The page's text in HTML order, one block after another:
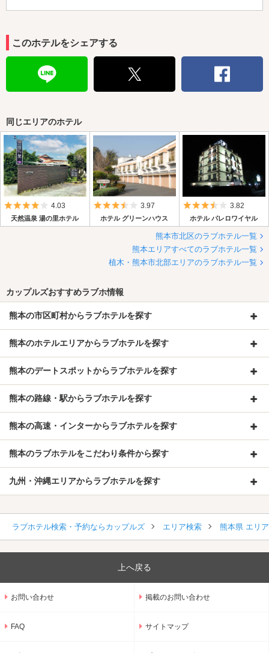
このホテルをシェアする
同じエリアのホテル
5つ星のうち4
4.03
天然温泉 湯の里ホテル
5つ星のうち3.5
3.97
ホテル グリーンハウス
5つ星のうち
3.82
ホテル パレロワイヤル
熊本市北区のラブホテル一覧
熊本エリアすべてのラブホテル一覧
植木・熊本市北部エリアのラブホテル一覧
カップルズおすすめラブホ情報
熊本の市区町村からラブホテルを探す
熊本のホテルエリアからラブホテルを探す
熊本のデートスポットからラブホテルを探す
熊本の路線・駅からラブホテルを探す
熊本の高速・インターからラブホテルを探す
熊本のラブホテルをこだわり条件から探す
九州・沖縄エリアからラブホテルを探す
ラブホテル検索・予約ならカップルズ エリア検索 熊本県 エリ
上へ戻る
お問い合わせ 掲載のお問い合わせ
FAQ サイトマップ